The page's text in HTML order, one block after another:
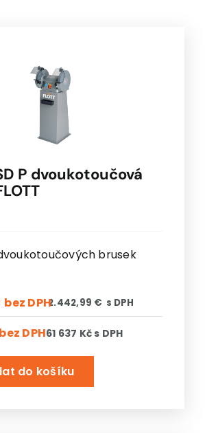
P dvoukotoučová
brusek
2.442,99 €
bez DPH61 637 Kčs DPH
do košíku